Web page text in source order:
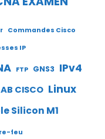
Commandes Cisco
IP
FTP GNS3 IPv4
CISCO Linux
Silicon M1
feu